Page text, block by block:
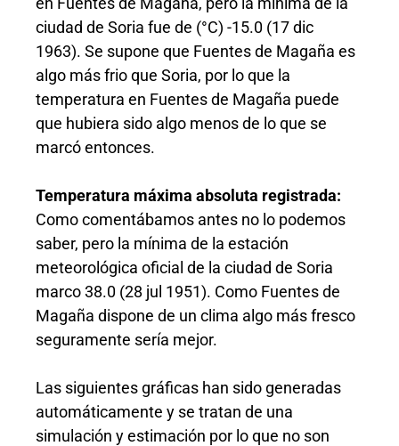
ciudad de Soria fue de (°C) -15.0 (17 dic
1963). Se supone que Fuentes de Magaña es
algo más frio que Soria, por lo que la
temperatura en Fuentes de Magaña puede
que hubiera sido algo menos de lo que se
marcó entonces.
Temperatura máxima absoluta registrada:
Como comentábamos antes no lo podemos
saber, pero la mínima de la estación
meteorológica oficial de la ciudad de Soria
marco 38.0 (28 jul 1951). Como Fuentes de
Magaña dispone de un clima algo más fresco
seguramente sería mejor.
Las siguientes gráficas han sido generadas
automáticamente y se tratan de una
simulación y estimación por lo que no son